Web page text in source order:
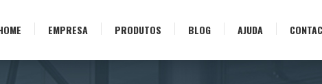
EMPRESA PRODUTOS BLOG AJUDA